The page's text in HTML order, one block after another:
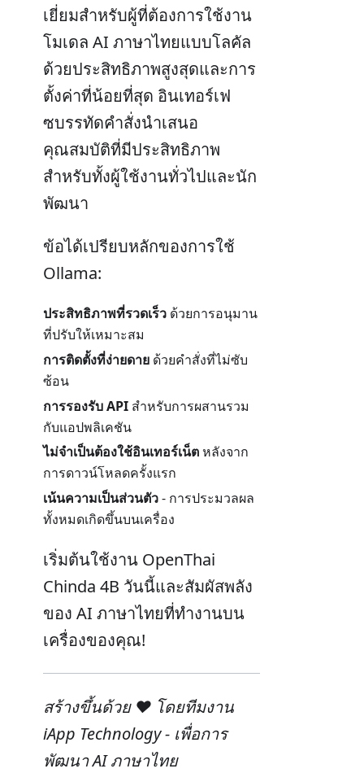
เยี่ยมสำหรับผู้ที่ต้องการใช้งาน
โมเดล AI ภาษาไทยแบบโลคัล
ด้วยประสิทธิภาพสูงสุดและการ
ตั้งค่าที่น้อยที่สุด อินเทอร์เฟ
ซบรรทัดคำสั่งนำเสนอ
คุณสมบัติที่มีประสิทธิภาพ
สำหรับทั้งผู้ใช้งานทั่วไปและนัก
พัฒนา
ข้อได้เปรียบหลักของการใช้
Ollama:
ประสิทธิภาพที่รวดเร็ว ด้วยการอนุมาน
ที่ปรับให้เหมาะสม
การติดตั้งที่ง่ายดาย ด้วยคำสั่งที่ไม่ซับ
ซ้อน
การรองรับ API สำหรับการผสานรวม
กับแอปพลิเคชัน
ไม่จำเป็นต้องใช้อินเทอร์เน็ตหลังจาก
การดาวน์โหลดครั้งแรก
เน้นความเป็นส่วนตัว- การประมวลผล
ทั้งหมดเกิดขึ้นบนเครื่อง
เริ่มต้นใช้งาน OpenThai
Chinda 4B วันนี้และสัมผัสพลัง
ของ AI ภาษาไทยที่ทำงานบน
เครื่องของคุณ!
สร้างขึ้นด้วย ❤️ โดยทีมงาน
iApp Technology - เพื่อการ
พัฒนา AI ภาษาไทย